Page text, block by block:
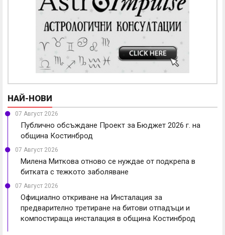
НАЙ-НОВИ
07 Август 2026
Публично обсъждане Проект за Бюджет 2026 г. на
община Костинброд
07 Август 2026
Милена Миткова отново се нуждае от подкрепа в
битката с тежкото заболяване
07 Август 2026
Официално откриване на Инсталация за
предварително третиране на битови отпадъци и
компостираща инсталация в община Костинброд